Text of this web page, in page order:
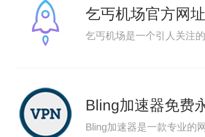
乞丐机场官方网址
乞丐机场是一个引人关注
Bling加速器免费
Bling加速器是一款专业的